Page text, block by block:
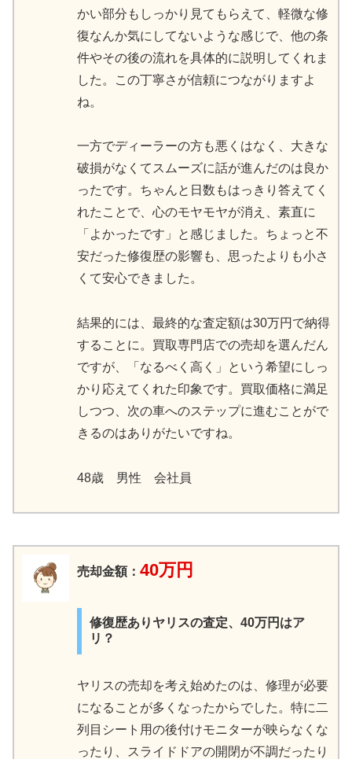
かい部分もしっかり見てもらえて、軽微な修
復なんか気にしてないような感じで、他の条
件やその後の流れを具体的に説明してくれま
した。この丁寧さが信頼につながりますよ
ね。
一方でディーラーの方も悪くはなく、大きな
破損がなくてスムーズに話が進んだのは良か
ったです。ちゃんと日数もはっきり答えてく
れたことで、心のモヤモヤが消え、素直に
「よかったです」と感じました。ちょっと不
安だった修復歴の影響も、思ったよりも小さ
くて安心できました。
結果的には、最終的な査定額は30万円で納得
することに。買取専門店での売却を選んだん
ですが、「なるべく高く」という希望にしっ
かり応えてくれた印象です。買取価格に満足
しつつ、次の車へのステップに進むことがで
きるのはありがたいですね。
48歳 男性 会社員
売却金額： 40万円
修復歴ありヤリスの査定、40万円はア
リ？
ヤリスの売却を考え始めたのは、修理が必要
になることが多くなったからでした。特に二
列目シート用の後付けモニターが映らなくな
ったり、スライドドアの開閉が不調だったり